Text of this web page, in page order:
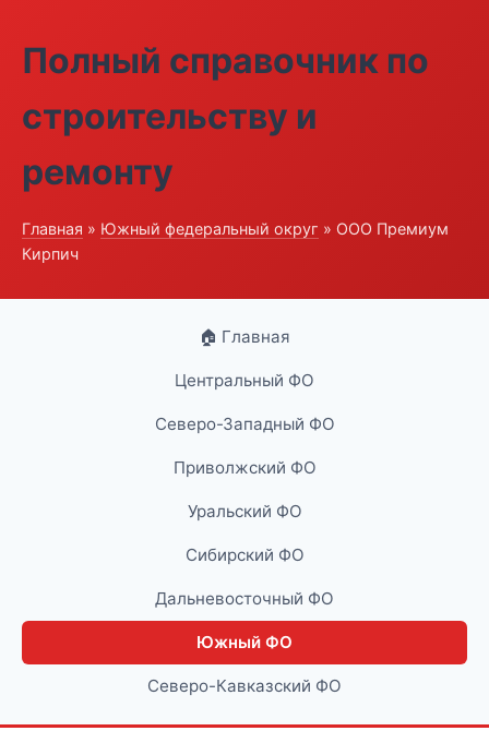
Полный справочник по
строительству и
ремонту
Главная » Южный федеральный округ » ООО Премиум
Кирпич
🏠 Главная
Центральный ФО
Северо-Западный ФО
Приволжский ФО
Уральский ФО
Сибирский ФО
Дальневосточный ФО
Южный ФО
Северо-Кавказский ФО